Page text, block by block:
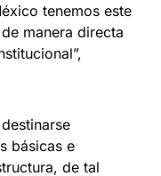
tenemos este
manera directa
básicas e
de tal